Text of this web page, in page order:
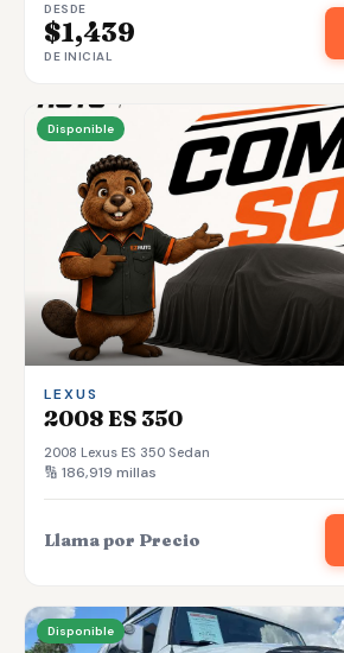
DESDE
$1,439
DE INICIAL
Disponible
LEXUS
2008 ES 350
2008 Lexus ES 350 Sedan
🔢 186,919 millas
Llama por Precio
Disponible